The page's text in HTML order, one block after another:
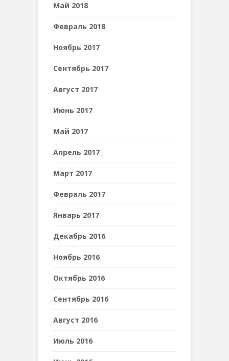
Май 2018
Февраль 2018
Ноябрь 2017
Сентябрь 2017
Август 2017
Июнь 2017
Май 2017
Апрель 2017
Март 2017
Февраль 2017
Январь 2017
Декабрь 2016
Ноябрь 2016
Октябрь 2016
Сентябрь 2016
Август 2016
Июль 2016